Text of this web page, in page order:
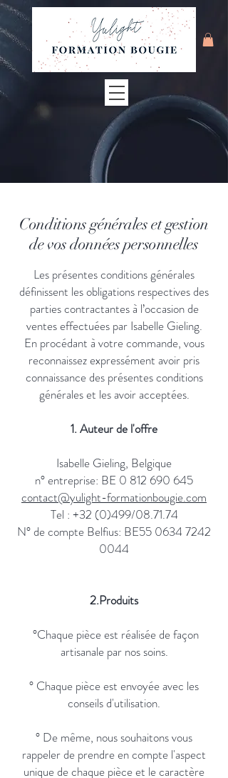
Conditions générales et gestion
de vos données personnelles
Les présentes conditions générales
définissent les obligations respectives des
parties contractantes à l’occasion de
ventes effectuées par Isabelle Gieling.
En procédant à votre commande, vous
reconnaissez expressément avoir pris
connaissance des présentes conditions
générales et les avoir acceptées.
1. Auteur de l'offre
Isabelle Gieling, Belgique
n° entreprise: BE 0 812 690 645
contact@yulight-formationbougie.com
Tel : +32 (0)499/08.71.74
N° de compte Belfius: BE55 0634 7242
0044
2.Produits
°Chaque pièce est réalisée de façon
artisanale par nos soins.
° Chaque pièce est envoyée avec les
conseils d'utilisation.
° De même, nous souhaitons vous
rappeler de prendre en compte l'aspect
unique de chaque pièce et le caractère